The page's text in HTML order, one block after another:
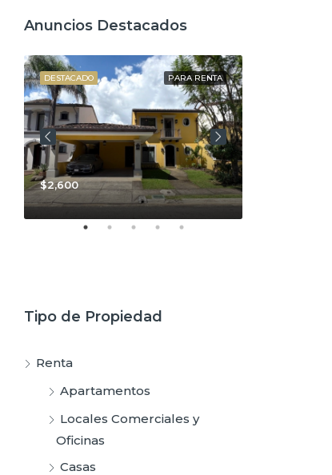
Anuncios Destacados
PARA RENTA
DESTACADO
$2,600
Tipo de Propiedad
Renta
Apartamentos
Locales Comerciales y
Oficinas
Casas